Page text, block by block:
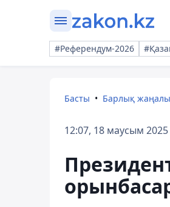
#Референдум-2026
Басты Барлық
12:07, 18 маусым 2025